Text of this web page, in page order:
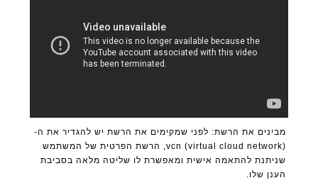
מבינים את הרשת: לפני שמקימים את הרשת יש להגדיר את ה-
vcn (virtual cloud network), הרשת הפרטית של המשתמש
שניתנת להתאמה אישית ומאפשרת לו שליטה מלאה בסביבת
הענן שלו.